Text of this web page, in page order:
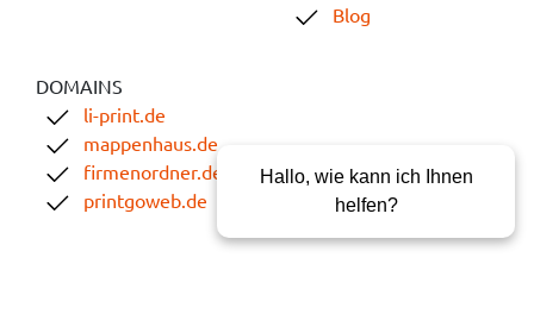
Blog
DOMAINS
li-print.de
mappenhaus.de
firmenordner.de
printgoweb.de
Hallo, wie kann ich Ihnen
helfen?